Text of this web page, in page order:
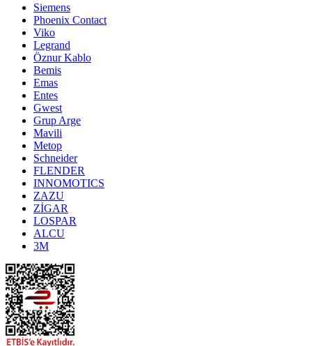
Siemens
Phoenix Contact
Viko
Legrand
Öznur Kablo
Bemis
Emas
Entes
Gwest
Grup Arge
Mavili
Metop
Schneider
FLENDER
INNOMOTICS
ZAZU
ZİGAR
LOSPAR
ALCU
3M